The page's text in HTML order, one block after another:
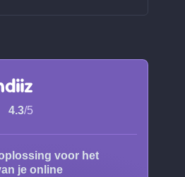
4.3/5
voor het
je online